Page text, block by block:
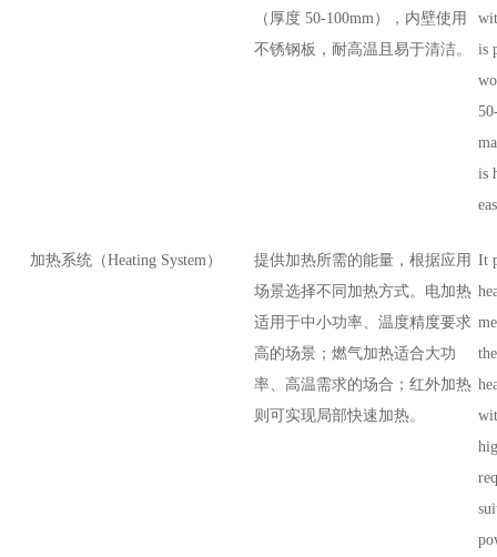
（厚度 50-100mm），内壁使用
不锈钢板，耐高温且易于清洁。
is
is
加热系统（Heating System）
提供加热所需的能量，根据应用
场景选择不同加热方式。电加热
适用于中小功率、温度精度要求
高的场景；燃气加热适合大功
率、高温需求的场合；红外加热
则可实现局部快速加热。
It